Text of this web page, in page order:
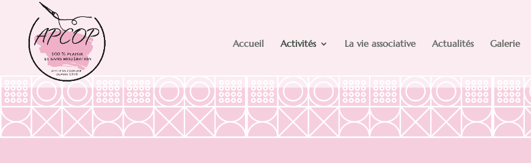
Accueil Activités La vie associative Actualités Galerie